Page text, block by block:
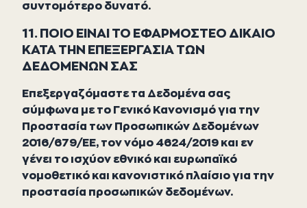
συντομότερο δυνατό.
11. ΠΟΙΟ ΕΙΝΑΙ ΤΟ ΕΦΑΡΜΟΣΤΕΟ ΔΙΚΑΙΟ
ΚΑΤΑ ΤΗΝ ΕΠΕΞΕΡΓΑΣΙΑ ΤΩΝ
ΔΕΔΟΜΕΝΩΝ ΣΑΣ
Επεξεργαζόμαστε τα Δεδομένα σας
σύμφωνα με το Γενικό Κανονισμό για την
Προστασία των Προσωπικών Δεδομένων
2016/679/ΕΕ, τον νόμο 4624/2019 και εν
γένει το ισχύον εθνικό και ευρωπαϊκό
νομοθετικό και κανονιστικό πλαίσιο για την
προστασία προσωπικών δεδομένων.